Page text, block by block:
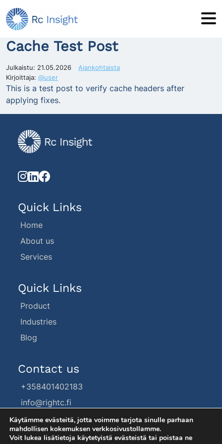
Skip to main content
Cache Test Post
Julkaistu: 21.05.2026
Ajankohtaista
Kirjoittaja: @user
This is a test post to verify cache headers after
applying fixes.
Quick Links
Home
About us
Services
Quick Links
Product
Industries
Blog
Contact us
+358401402183
info@rightc.fi
Käytämme evästeitä, jotta voimme tarjota sinulle parhaan
mahdollisen kokemuksen verkkosivustollamme.
Voit lukea lisätietoja käytetyistä evästeistä tai poistaa ne